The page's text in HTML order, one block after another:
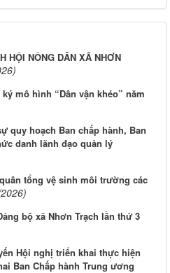
HỘI NÔNG DÂN XÃ NHƠN
mô hình “Dân vận khéo” năm
quy hoạch Ban chấp hành, Ban
danh lãnh đạo quản lý
tổng vệ sinh môi trường các
bộ xã Nhơn Trạch lần thứ 3
Hội nghị triển khai thực hiện
Ban Chấp hành Trung ương